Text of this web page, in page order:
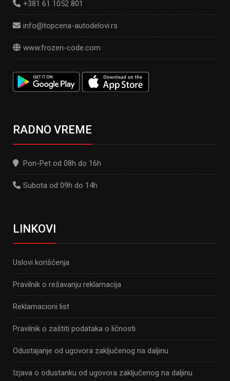
+381 61 1052 801
info@topcena-autodelovi.rs
www.frozen-code.com
RADNO VREME
Pon-Pet od 08h do 16h
Subota od 09h do 14h
LINKOVI
Uslovi korišćenja
Pravilnik o rešavanju reklamacija
Reklamacioni list
Pravilnik o zaštiti podataka o ličnosti
Odustajanje od ugovora zaključenog na daljinu
Izjava o odustanku od ugovora zaključenog na daljinu